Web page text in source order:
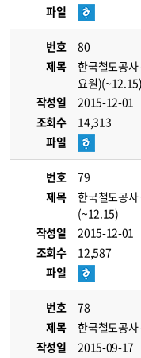
파일
번호
80
제목
한국철도공
요원)(~12.15)
작성일
2015-12-01
조회수
14,313
파일
번호
79
제목
한국철도공
(~12.15)
작성일
2015-12-01
조회수
12,587
파일
번호
78
제목
한국철도공
작성일
2015-09-17